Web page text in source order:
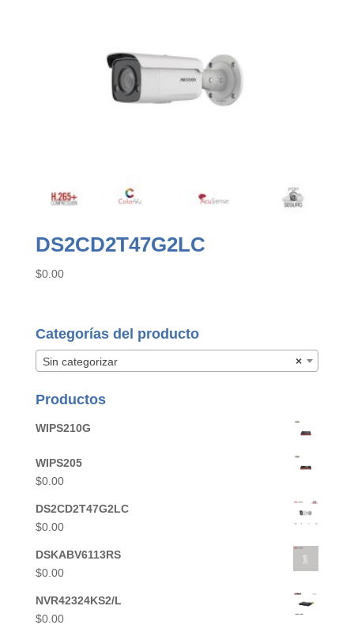
DS2CD2T47G2LC
$0.00
Categorías del producto
×
Sin categorizar
Productos
WIPS210G
WIPS205
$0.00
DS2CD2T47G2LC
$0.00
DSKABV6113RS
$0.00
NVR42324KS2/L
$0.00